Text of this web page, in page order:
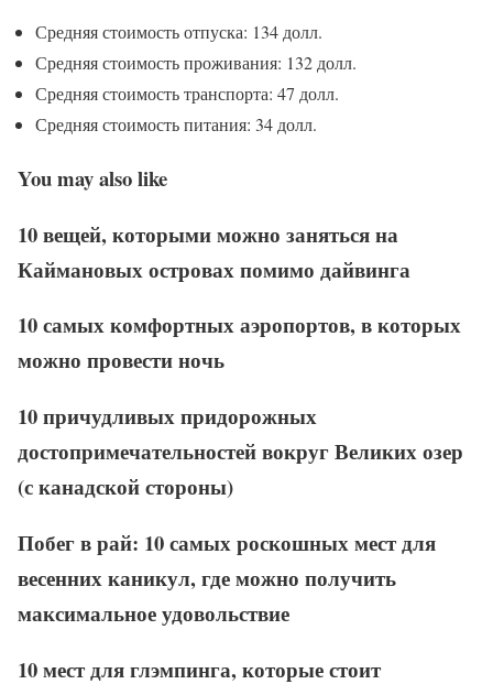
Средняя стоимость отпуска: 134 долл.
Средняя стоимость проживания: 132 долл.
Средняя стоимость транспорта: 47 долл.
Средняя стоимость питания: 34 долл.
You may also like
10 вещей, которыми можно заняться на
Каймановых островах помимо дайвинга
10 самых комфортных аэропортов, в которых
можно провести ночь
10 причудливых придорожных
достопримечательностей вокруг Великих озер
(с канадской стороны)
Побег в рай: 10 самых роскошных мест для
весенних каникул, где можно получить
максимальное удовольствие
10 мест для глэмпинга, которые стоит